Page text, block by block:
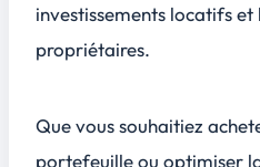
investissements locatifs et
propriétaires.
Que vous souhaitiez
portefeuille ou optimiser